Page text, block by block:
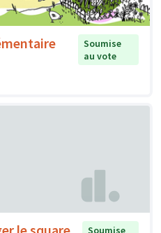
Soumise
au vote
Soumise